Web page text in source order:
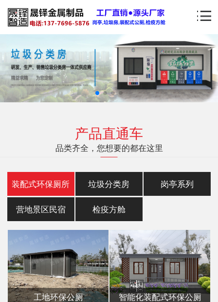
产品直通车
品类齐全，您想要的都在这里
装配式环保厕所 垃圾分类房 岗亭系列
营地景区民宿 检疫方舱
工地环保公厕 智能化装配式环保公厕